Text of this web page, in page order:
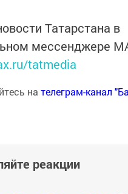
Татарстана в
мессенджере
tatmedia
на телеграм-канал
реакции